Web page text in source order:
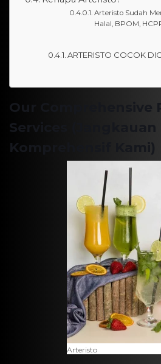
Arteristo Sudah
Halal, BPOM,
ARTERISTO COCOK
Our Comprehensive
Services (Jangkauan
Komprehensif Kami)
Arteristo